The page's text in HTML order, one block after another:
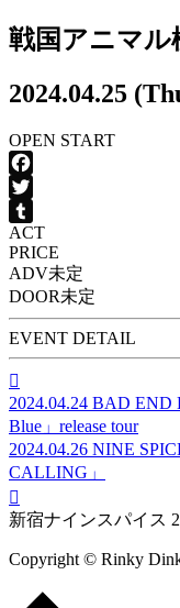
戦国アニマル
2024.04.25
OPEN START
Facebook
Twitter
Tumblr
ACT
PRICE
ADV未定
DOOR未定
EVENT DETAIL

2024.04.24 BAD END
Blue」release tour
2024.04.26 NINE
CALLING」

新宿ナインスパイス
Copyright © Rinky